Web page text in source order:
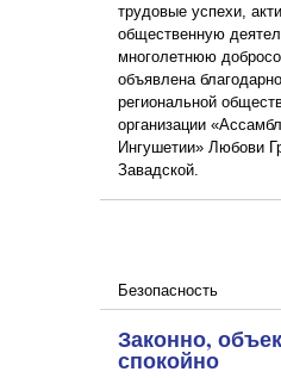
трудовые успехи,
общественную
многолетнюю
объявлена
региональной
организации
Ингушетии» Любови
Завадской.
Безопасность
Законно,
спокойно